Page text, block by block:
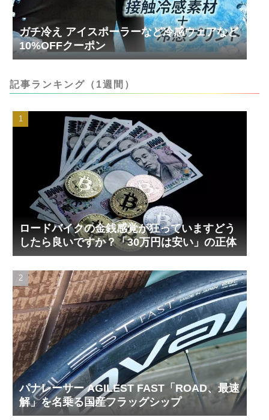
ガチ冷え アイスポーラーなど冷感ウェアなど
10%OFFクーポン
記事ランキング（1週間）
ロードバイクの金銭感覚が狂っていますどう
したら良いですか？「30万円は安い」の正体
パナレーサー AGILEST FAST「ROAD、最速
解」を名乗る国産フラッグシップ